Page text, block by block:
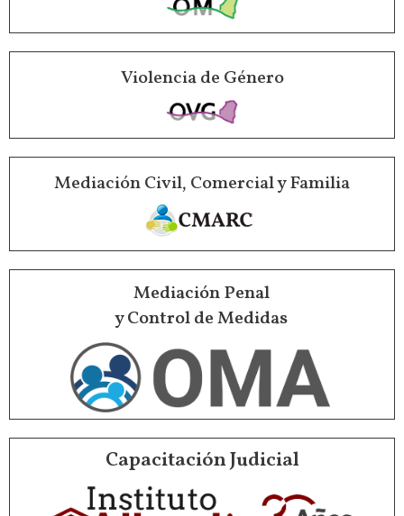
Violencia de Género
Mediación Civil, Comercial y Familia
Mediación Penal
y Control de Medidas
Capacitación Judicial